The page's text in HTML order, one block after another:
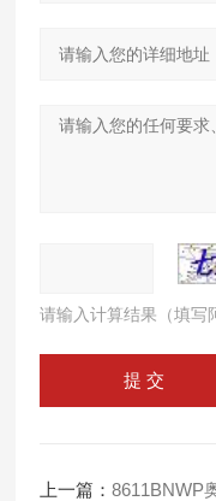
请输入计算结果（填写
上一篇：8611BNWP